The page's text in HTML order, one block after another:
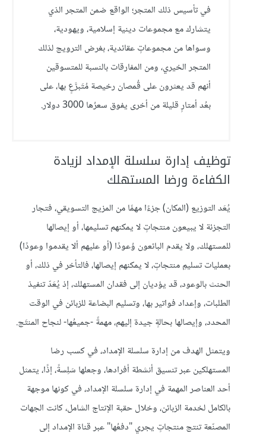
في تأسيس ذلك المتجر؛ الواقع ضمن المتجر الذي
يتشارك مع مجموعات دينية إسلامية، ويهودية،
وسواها من مجموعاتٍ عقائدية، بغرض الترويج لذلك
المتجر الخيري، ومن المفارقات بالنسبة للمتسوقين
أنهم قد يعثرون على قُمصان رخيصة مُتَبرَّعٍ بها، على
بعُد أمتارٍ قليلة من أخرى يفوق سعرُها 3000 دولار.
توظيف إدارة سلسلة الإمداد لزيادة
الكفاءة ورضا المستهلك
يُعَد التوزيع (المكان) جزءًا مهمًا من المزيج التسويقي، فتجار
التجزئة لا يبيعون منتجاتٍ لا يمكنهم تسليمها، أو إيصالها
للمستهلك، ولا يقدم البائعون وُعودًا (أو عليهم ألا يقدموا وعودًا)
بعمليات تسليمِ منتجاتٍ، لا يمكنهم إيصالها، فالتأخر في ذلك، أو
الحنث بالوعود، قد يؤديان إلى فقدان المستهلك، إذ يُعَدّ تنفيذ
الطلبات، وإعداد فواتير بها، وتسليم البضاعة للزبائن في الوقت
المحدد، وإيصالها بحالةٍ جيدة إليهم، مهمةً -جميعُها- لنجاح المنتَج.
ويتمثل الهدف من إدارة سلسلة الإمداد، في كسب رضا
المستهلكين عبر تنسيق أنشطة أفرادها، وجعلها سَلِسةً، إذًا، يتمثل
أحد العناصر المهمة في إدارة سلسلة الإمداد، في كونها موجهة
بالكامل لخدمة الزبائن، وخلال حقبة الإنتاج الشامل، كانت الجهات
المصنّعة تنتج منتجاتٍ يجري "دفعُها" عبر قناة الإمداد إلى